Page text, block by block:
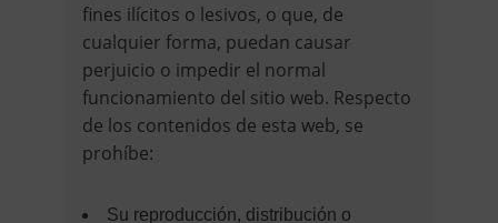
fines ilícitos o lesivos, o que, de
cualquier forma, puedan causar
perjuicio o impedir el normal
funcionamiento del sitio web. Respecto
de los contenidos de esta web, se
prohíbe:
Su reproducción, distribución o